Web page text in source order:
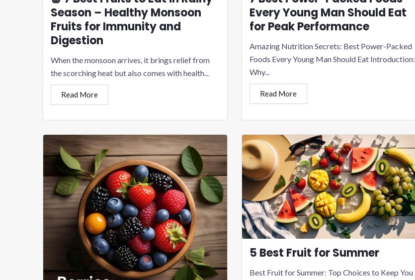
Season – Healthy Monsoon
Fruits for Immunity and
Digestion
When the monsoon arrives, it brings relief from
the scorching heat but also comes with health...
Read More
Every Young Man Should Eat
for Peak Performance
Amazing Nutrition Secrets: Best Power-Packed
Foods Every Young Man Should Eat Introduction:
Why...
Read More
5 Best Fruit for Summer
Best Fruit for Summer: Top Choices to Keep You